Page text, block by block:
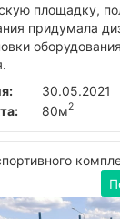
площадку,
придумала
30.05.2021
80м2